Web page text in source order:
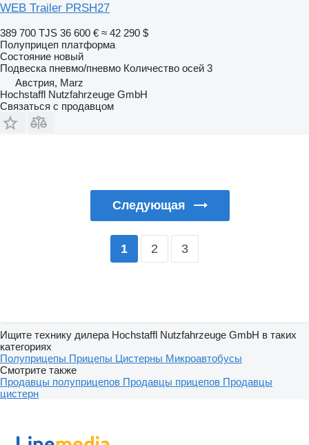
WEB Trailer PRSH27
389 700 TJS 36 600 € ≈ 42 290 $
Полуприцеп платформа
Состояние новый
Подвеска пневмо/пневмо Количество осей 3
Австрия, Marz
Hochstaffl Nutzfahrzeuge GmbH
Связаться с продавцом
Следующая
1 2 3
Ищите технику дилера Hochstaffl Nutzfahrzeuge GmbH в таких
категориях
Полуприцепы Прицепы Цистерны Микроавтобусы
Смотрите также
Продавцы полуприцепов Продавцы прицепов Продавцы
цистерн